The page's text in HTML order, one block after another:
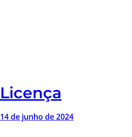
Licença
14 de junho de 2024